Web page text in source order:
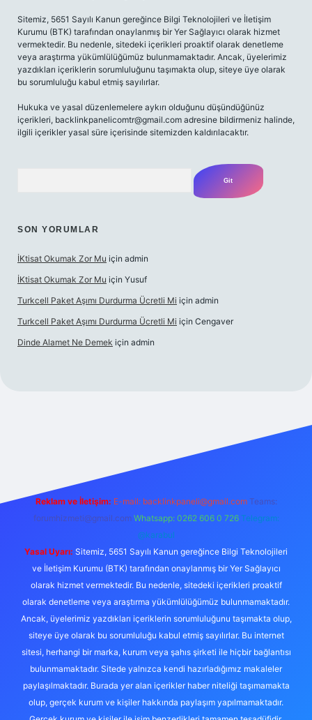
Sitemiz, 5651 Sayılı Kanun gereğince Bilgi Teknolojileri ve İletişim
Kurumu (BTK) tarafından onaylanmış bir Yer Sağlayıcı olarak hizmet
vermektedir. Bu nedenle, sitedeki içerikleri proaktif olarak denetleme
veya araştırma yükümlülüğümüz bulunmamaktadır. Ancak, üyelerimiz
yazdıkları içeriklerin sorumluluğunu taşımakta olup, siteye üye olarak
bu sorumluluğu kabul etmiş sayılırlar.
Hukuka ve yasal düzenlemelere aykırı olduğunu düşündüğünüz
içerikleri, backlinkpanelicomtr@gmail.com adresine bildirmeniz halinde,
ilgili içerikler yasal süre içerisinde sitemizden kaldırılacaktır.
SON YORUMLAR
İKtisat Okumak Zor Mu için admin
İKtisat Okumak Zor Mu için Yusuf
Turkcell Paket Aşımı Durdurma Ücretli Mi için admin
Turkcell Paket Aşımı Durdurma Ücretli Mi için Cengaver
Dinde Alamet Ne Demek için admin
Reklam ve İletişim: E-mail: backlinkpaneli@gmail.com Teams:
forumhizmeti@gmail.com Whatsapp: 0262 606 0 726 Telegram:
@karabul
Yasal Uyarı: Sitemiz, 5651 Sayılı Kanun gereğince Bilgi Teknolojileri
ve İletişim Kurumu (BTK) tarafından onaylanmış bir Yer Sağlayıcı
olarak hizmet vermektedir. Bu nedenle, sitedeki içerikleri proaktif
olarak denetleme veya araştırma yükümlülüğümüz bulunmamaktadır.
Ancak, üyelerimiz yazdıkları içeriklerin sorumluluğunu taşımakta olup,
siteye üye olarak bu sorumluluğu kabul etmiş sayılırlar. Bu internet
sitesi, herhangi bir marka, kurum veya şahıs şirketi ile hiçbir bağlantısı
bulunmamaktadır. Sitede yalnızca kendi hazırladığımız makaleler
paylaşılmaktadır. Burada yer alan içerikler haber niteliği taşımamakta
olup, gerçek kurum ve kişiler hakkında paylaşım yapılmamaktadır.